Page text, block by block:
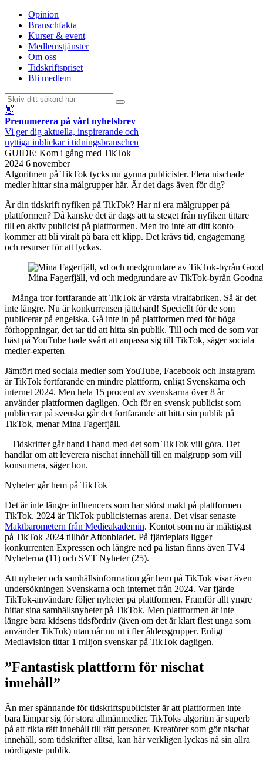
Opinion
Branschfakta
Kurser & event
Medlemstjänster
Om oss
Tidskriftspriset
Bli medlem
👋
Prenumerera på vårt nyhetsbrev
Vi ger dig aktuella, inspirerande och
nyttiga inblickar i tidningsbranschen
GUIDE: Kom i gång med TikTok
2024 6 november
Algoritmen på TikTok tycks nu gynna publicister. Flera nischade
medier hittar sina målgrupper här. Är det dags även för dig?
Är din tidskrift nyfiken på TikTok? Har ni era målgrupper på
plattformen? Då kanske det är dags att ta steget från nyfiken tittare
till en aktiv publicist på plattformen. Men tro inte att ditt konto
kommer att bli viralt på bara ett klipp. Det krävs tid, engagemang
och resurser för att lyckas.
Mina Fagerfjäll, vd och medgrundare av TikTok-byrån
– Många tror fortfarande att TikTok är värsta viralfabriken. Så är det
inte längre. Nu är konkurrensen jättehård! Speciellt för de som
publicerar på engelska. Gå inte in på plattformen med för höga
förhoppningar, det tar tid att hitta sin publik. Till och med de som var
bäst på YouTube hade svårt att anpassa sig till TikTok, säger sociala
medier-experten
Jämfört med sociala medier som YouTube, Facebook och Instagram
är TikTok fortfarande en mindre plattform, enligt Svenskarna och
internet 2024. Men hela 15 procent av svenskarna över 8 år
använder plattformen dagligen. Och för en svensk publicist som
publicerar på svenska går det fortfarande att hitta sin publik på
TikTok, menar Mina Fagerfjäll.
– Tidskrifter går hand i hand med det som TikTok vill göra. Det
handlar om att leverera nischat innehåll till en målgrupp som vill
konsumera, säger hon.
Nyheter går hem på TikTok
Det är inte längre influencers som har störst makt på plattformen
TikTok. 2024 är TikTok publicisternas arena. Det visar senaste
Maktbarometern från Medieakademin. Kontot som nu är mäktigast
på TikTok 2024 tillhör Aftonbladet. På fjärdeplats ligger
konkurrenten Expressen och längre ned på listan finns även TV4
Nyheterna (11) och SVT Nyheter (25).
Att nyheter och samhällsinformation går hem på TikTok visar även
undersökningen Svenskarna och internet från 2024. Var fjärde
TikTok-användare följer nyheter på plattformen. Framför allt yngre
hittar sina samhällsnyheter på TikTok. Men plattformen är inte
längre bara kidsens tidsfördriv (även om det är klart flest unga som
använder TikTok) utan når nu ut i fler åldersgrupper. Enligt
Mediavision tittar 1 miljon svenskar på TikTok dagligen.
”Fantastisk plattform för nischat
innehåll”
Än mer spännande för tidskriftspublicister är att plattformen inte
bara lämpar sig för stora allmänmedier. TikToks algoritm är superb
på att rikta rätt innehåll till rätt personer. Kreatörer som gör nischat
innehåll, som tidskrifter alltså, kan här verkligen lyckas nå sin allra
nördigaste publik.